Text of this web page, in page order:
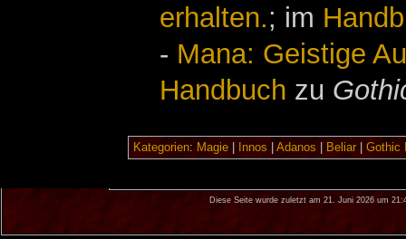
erhalten.; im
- Mana: Geistige
Handbuch zu
Kategorien: Magie| Innos Adanos Beliar| Gothic
Diese Seite wurde zuletzt am 21. Juni 2026 um